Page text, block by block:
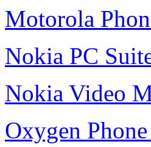
Motorola
Nokia PC
Nokia Video
Oxygen